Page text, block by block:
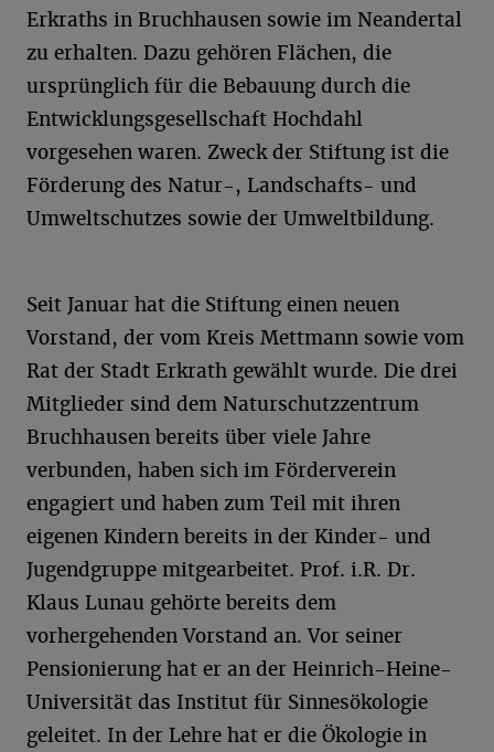
Erkraths in Bruchhausen sowie im Neandertal
zu erhalten. Dazu gehören Flächen, die
ursprünglich für die Bebauung durch die
Entwicklungsgesellschaft Hochdahl
vorgesehen waren. Zweck der Stiftung ist die
Förderung des Natur-, Landschafts- und
Umweltschutzes sowie der Umweltbildung.
Seit Januar hat die Stiftung einen neuen
Vorstand, der vom Kreis Mettmann sowie vom
Rat der Stadt Erkrath gewählt wurde. Die drei
Mitglieder sind dem Naturschutzzentrum
Bruchhausen bereits über viele Jahre
verbunden, haben sich im Förderverein
engagiert und haben zum Teil mit ihren
eigenen Kindern bereits in der Kinder- und
Jugendgruppe mitgearbeitet. Prof. i.R. Dr.
Klaus Lunau gehörte bereits dem
vorhergehenden Vorstand an. Vor seiner
Pensionierung hat er an der Heinrich-Heine-
Universität das Institut für Sinnesökologie
geleitet. In der Lehre hat er die Ökologie in